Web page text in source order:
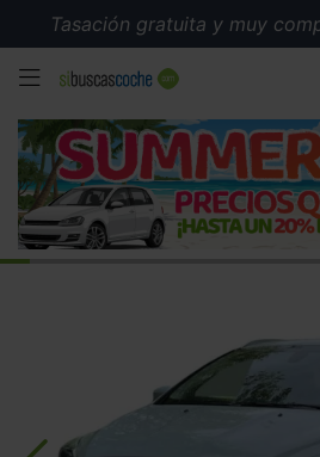
Tasación gratuita y muy
MENÚ